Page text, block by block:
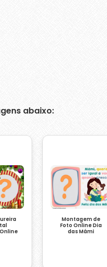
abaixo:
Montagem de
Foto Online Dia
das Mámi